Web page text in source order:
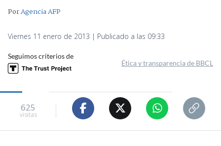
PorAgencia AFP
Viernes 11 enero de 2013 | Publicado a las 09:33
Seguimos criterios de
Ética y transparencia de BBCL
625
visitas